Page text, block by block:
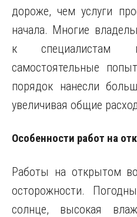
дороже, чем услуги
начала. Многие
к специалистам
самостоятельные
порядок нанесли
увеличивая общие
Особенности работ на
Работы на открытом
осторожности.
солнце, высокая